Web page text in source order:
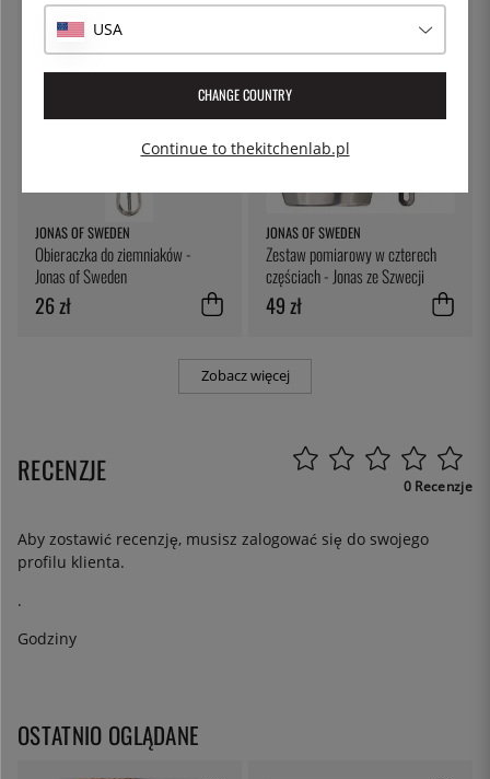
JONAS OF SWEDEN
Obieraczka do ziemniaków -
Jonas of Sweden
26 zł
JONAS OF SWEDEN
Zestaw pomiarowy w czterech
częściach - Jonas ze Szwecji
49 zł
Zobacz więcej
RECENZJE 0 Recenzje
Aby zostawić recenzję, musisz zalogować się do swojego
profilu klienta.
.
Godziny
OSTATNIO OGLĄDANE
USA
CHANGE COUNTRY
Continue to thekitchenlab.pl